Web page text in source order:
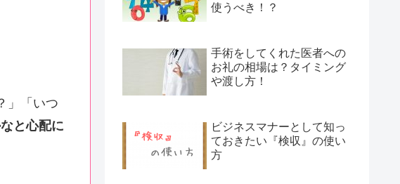
」「いつ
と心配に
使うべき！？
手術をしてくれた医者への
お礼の相場は？タイミング
や渡し方！
ビジネスマナーとして知っ
ておきたい『検収』の使い
方